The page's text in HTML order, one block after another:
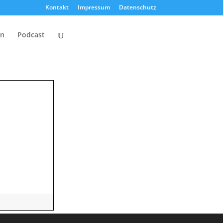
Kontakt Impressum Datenschutz
Podcast